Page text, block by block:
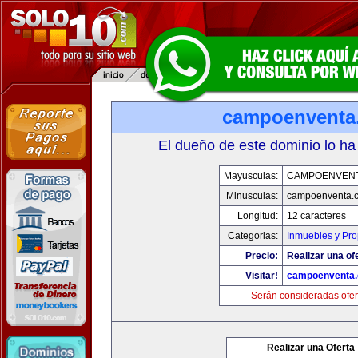
El dueño de este dominio lo
Mayusculas:
Minusculas:
Longitud:
12 caracteres
Categorias:
Inmuebles y
Precio:
Realizar una
Visitar!
Serán consideradas
Realizar una Oferta